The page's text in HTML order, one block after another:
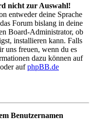
nicht zur Auswahl!
entweder deine Sprache
Forum bislang in deine
Board-Administrator, ob
installieren kann. Falls
uns freuen, wenn du es
dazu können auf
oder aufphpBB.de
Benutzernamen